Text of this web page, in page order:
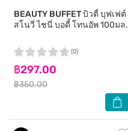
BEAUTY BUFFETบิวตี้ บุฟเฟต์
สโนวี่ ไชนี่ บอดี้ โทนอัพ 100มล.
฿297.00
฿350.00
(0)